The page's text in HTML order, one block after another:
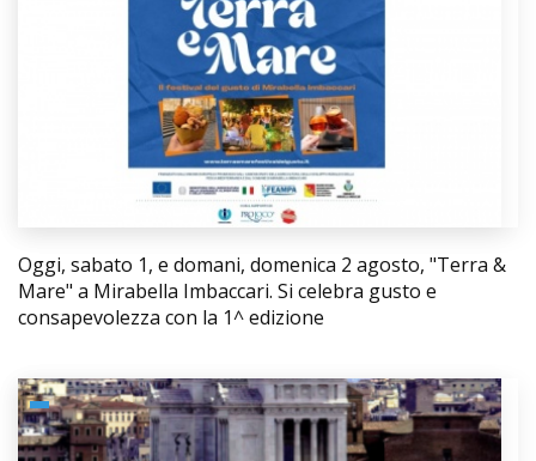
Oggi, sabato 1, e domani, domenica 2 agosto, "Terra &
Mare" a Mirabella Imbaccari. Si celebra gusto e
consapevolezza con la 1^ edizione